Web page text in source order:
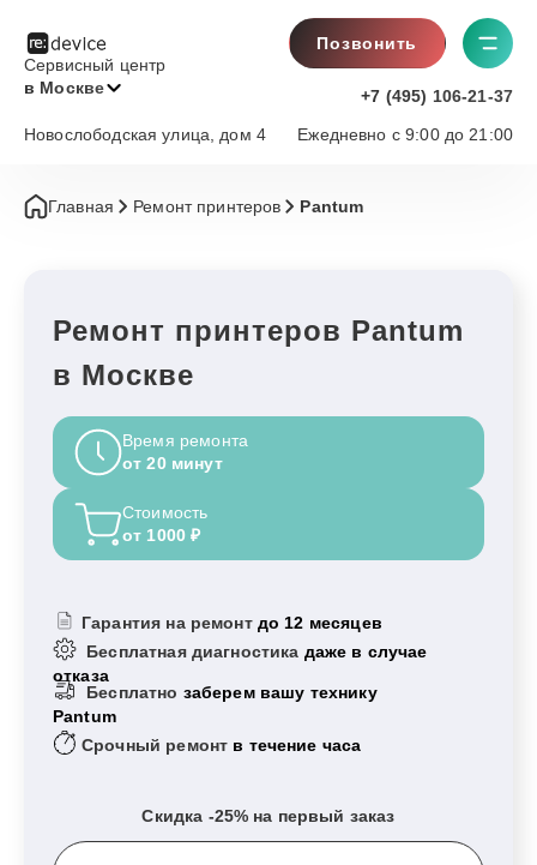
Сервисный центр
в Москве
Позвонить
+7 (495) 106-21-37
Ежедневно с 9:00 до 21:00
Новослободская улица, дом 4
Главная Ремонт принтеров Pantum
Ремонт принтеров Pantum
в Москве
Время ремонта
от 20 минут
Стоимость
от 1000 ₽
Гарантия на ремонт до 12 месяцев
Бесплатная диагностика даже в случае
отказа
Бесплатно заберем вашу технику
Pantum
Срочный ремонт в течение часа
Скидка -25% на первый заказ